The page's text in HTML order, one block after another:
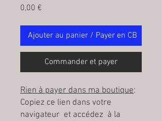
0,00 €
Ajouter au panier / Payer en CB
Commander et payer
Rien à payer dans ma boutique:
Copiez ce lien dans votre
navigateur et accédez à la